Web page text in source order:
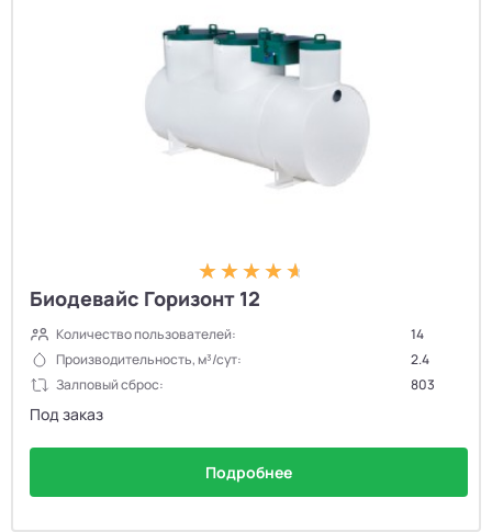
Биодевайс Горизонт 12
Количество пользователей:
14
Производительность, м³/сут:
2.4
Залповый сброс:
803
Под заказ
Подробнее